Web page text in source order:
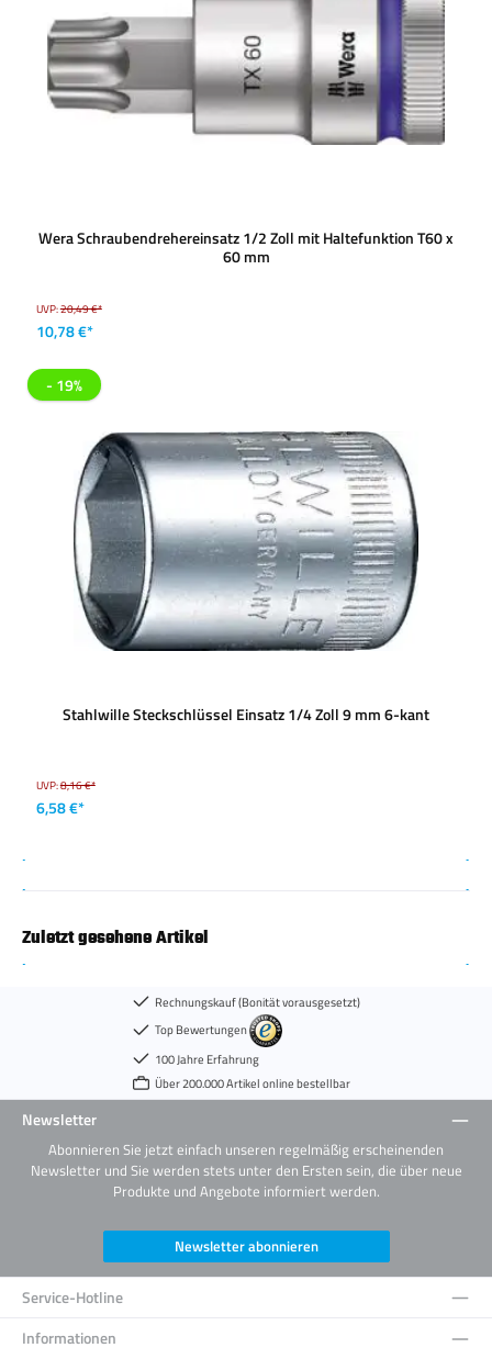
Wera Schraubendrehereinsatz 1/2 Zoll mit Haltefunktion T60 x
60 mm
UVP:20,49 €*
10,78 €*
- 19%
Stahlwille Steckschlüssel Einsatz 1/4 Zoll 9 mm 6-kant
UVP:8,16 €*
6,58 €*
Zuletzt gesehene Artikel
Rechnungskauf (Bonität vorausgesetzt)
Top Bewertungen
100 Jahre Erfahrung
Über 200.000 Artikel online bestellbar
Newsletter
Abonnieren Sie jetzt einfach unseren regelmäßig erscheinenden
Newsletter und Sie werden stets unter den Ersten sein, die über neue
Produkte und Angebote informiert werden.
Newsletter abonnieren
Service-Hotline
Informationen